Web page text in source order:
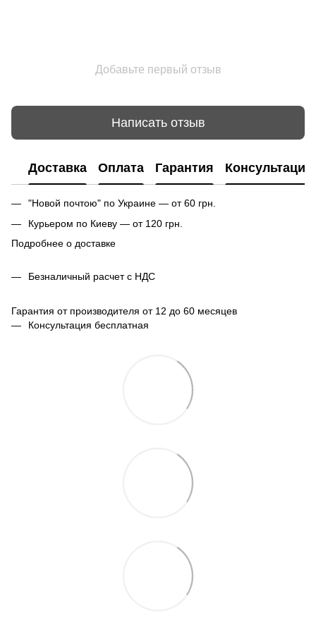
Добавьте первый отзыв
Написать отзыв
Доставка Оплата Гарантия Консультация
"Новой почтою" по Украине — от 60 грн.
Курьером по Киеву — от 120 грн.
Подробнее о доставке
Безналичный расчет с НДС
Гарантия от производителя от 12 до 60 месяцев
Консультация бесплатная